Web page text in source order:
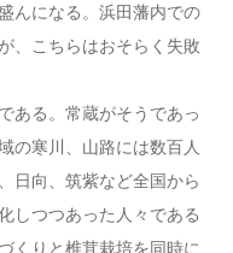
んになる。浜田藩内での
、こちらはおそらく失敗
ある。常蔵がそうであっ
の寒川、山路には数百人
日向、筑紫など全国から
しつつあった人々である
くりと椎茸栽培を同時に